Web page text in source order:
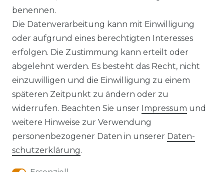
benennen.
Die Datenverarbeitung kann mit Einwilligung
oder aufgrund eines berechtigten Interesses
erfolgen. Die Zustimmung kann erteilt oder
abgelehnt werden. Es besteht das Recht, nicht
einzuwilligen und die Einwilligung zu einem
späteren Zeitpunkt zu ändern oder zu
widerrufen. Beachten Sie unser Impressum und
weitere Hinweise zur Verwendung
personenbezogener Daten in unserer Daten­
schutz­erklärung.
Widerrufs­recht
VERTRAG WIDERRUFEN Kontakt